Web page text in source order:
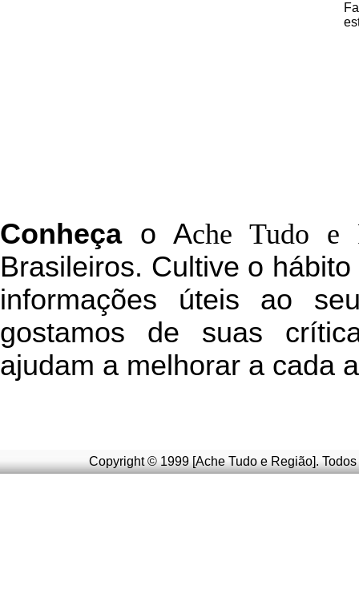
Conheçao Ache Tudo e
Brasileiros. Cultive o
informações úteis ao
gostamos de suas
ajudam a melhorar a cada
Copyright © 1999 [Ache Tudo e Região].